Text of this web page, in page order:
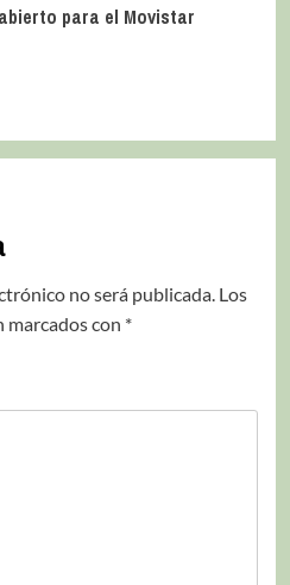
para el Movistar
no será publicada. Los
marcados con *